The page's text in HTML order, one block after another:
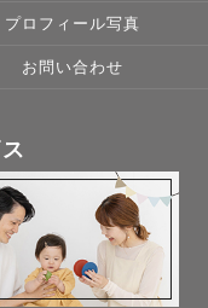
プロフィール写真
お問い合わせ